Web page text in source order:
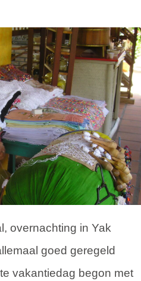
overnachting in Yak
goed geregeld
vakantiedag begon met